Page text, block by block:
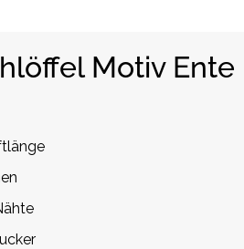
Motiv Ente